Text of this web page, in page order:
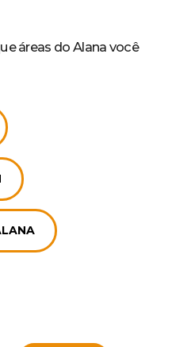
áreas do Alana você